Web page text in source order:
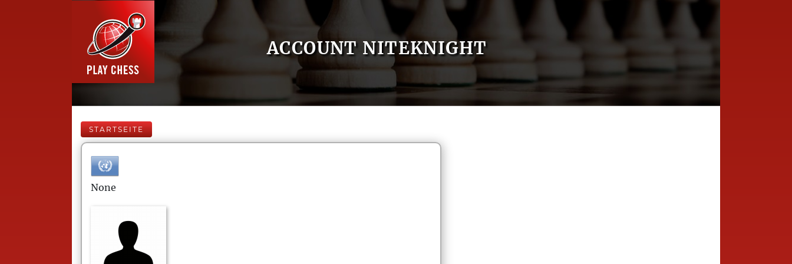
ACCOUNT NITEKNIGHT
STARTSEITE
None